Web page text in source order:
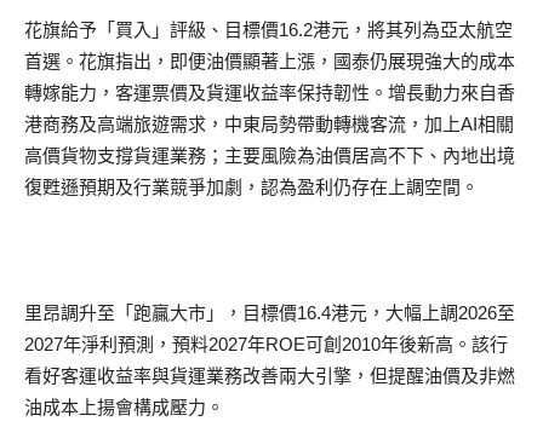
花旗給予「買入」評級、目標價16.2港元，將其列為亞太航空
首選。花旗指出，即便油價顯著上漲，國泰仍展現強大的成本
轉嫁能力，客運票價及貨運收益率保持韌性。增長動力來自香
港商務及高端旅遊需求，中東局勢帶動轉機客流，加上AI相關
高價貨物支撐貨運業務；主要風險為油價居高不下、內地出境
復甦遜預期及行業競爭加劇，認為盈利仍存在上調空間。
里昂調升至「跑贏大市」，目標價16.4港元，大幅上調2026至
2027年淨利預測，預料2027年ROE可創2010年後新高。該行
看好客運收益率與貨運業務改善兩大引擎，但提醒油價及非燃
油成本上揚會構成壓力。